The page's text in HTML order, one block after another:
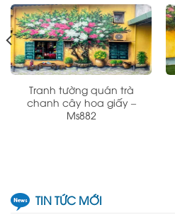
Tranh tường quán trà
chanh cây hoa giấy –
Ms882
TIN TỨC MỚI